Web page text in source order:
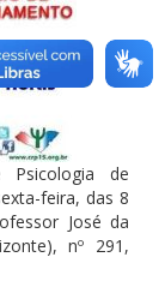
Psicologia de
feira, das 8
José da
nte), nº 291,